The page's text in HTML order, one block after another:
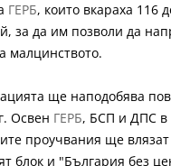
ГЕРБ, които вкараха 116
за да им позволи да
малцинството.
ще наподобява
Освен ГЕРБ, БСП и ДПС в
проучвания ще
блок и "България без